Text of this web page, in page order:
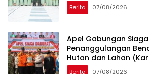
Berita 07/08/2026
Apel Gabungan
Penanggulangan
Hutan dan Lahan
Berita 07/08/2026